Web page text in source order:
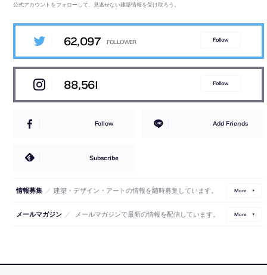
公式アカウントをフォローして、見逃せない建築情報を受け取ろう。
62,097 Follow
88,561 Follow
Follow Add Friends
Subscribe
情報募集 ／ 建築・デザイン・アートの情報を随時募集しています。 More
メールマガジン ／ メールマガジンで最新の情報を配信しています。 More